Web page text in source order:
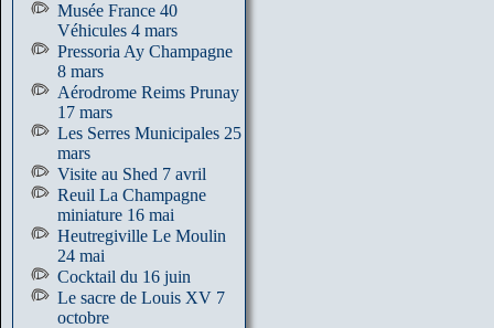
Musée France 40
Véhicules 4 mars
Pressoria Ay Champagne
8 mars
Aérodrome Reims Prunay
17 mars
Les Serres Municipales 25
mars
Visite au Shed 7 avril
Reuil La Champagne
miniature 16 mai
Heutregiville Le Moulin
24 mai
Cocktail du 16 juin
Le sacre de Louis XV 7
octobre